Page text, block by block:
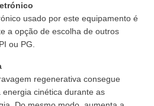
usado por este equipamento é
a opção de escolha de outros
ou PG.
regenerativa consegue
cinética durante as